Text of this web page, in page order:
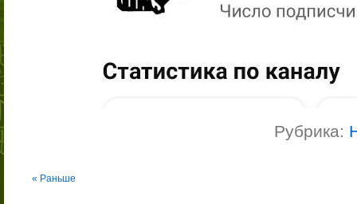
Рубрика:
« Раньше